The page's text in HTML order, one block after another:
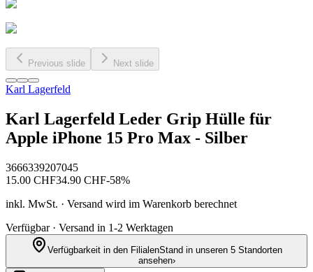
Previous slide Next slide
Karl Lagerfeld
Karl Lagerfeld Leder Grip Hülle für
Apple iPhone 15 Pro Max - Silber
3666339207045
15.00 CHF34.90 CHF-58%
inkl. MwSt. · Versand wird im Warenkorb berechnet
Verfügbar · Versand in 1-2 Werktagen
Verfügbarkeit in den FilialenStand in unseren 5 Standorten
ansehen›